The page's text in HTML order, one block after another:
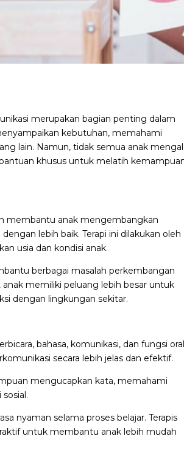
merupakan bagian penting dalam
kebutuhan, memahami
lain. Namun, tidak semua anak
khusus untuk melatih
membantu anak mengembangkan
lebih baik. Terapi ini dilakukan oleh
usia dan kondisi anak.
berbagai masalah perkembangan
memiliki peluang lebih besar untuk
dengan lingkungan sekitar.
bahasa, komunikasi, dan fungsi oral
secara lebih jelas dan efektif.
mengucapkan kata, memahami
nyaman selama proses belajar. Terapis
untuk membantu anak lebih mudah